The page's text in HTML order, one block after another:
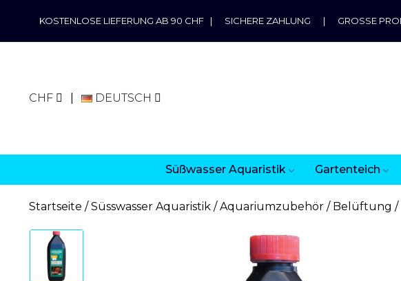
KOSTENLOSE LIEFERUNG AB 90 CHF | SICHERE ZAHLUNG | GROSSE
CHF DEUTSCH
Süßwasser Aquaristik Gartenteich
Startseite Süsswasser Aquaristik Aquariumzubehör Belüftung